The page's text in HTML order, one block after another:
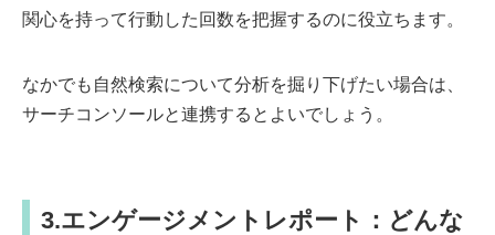
関心を持って行動した回数を把握するのに役立ちます。
なかでも自然検索について分析を掘り下げたい場合は、
サーチコンソールと連携するとよいでしょう。
3.エンゲージメントレポート：どんな